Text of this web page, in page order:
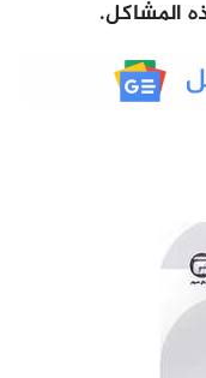
المشاكل.